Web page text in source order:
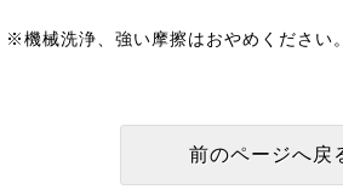
※機械洗浄、強い摩擦はおやめください。